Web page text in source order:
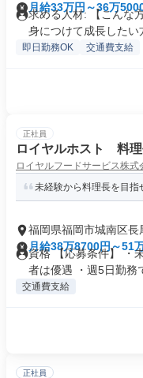
月給33万円～36万
求める人材: 【こんな
身につけて成長したい
即日勤務OK 交通費支給
正社員
ロイヤルホスト 料
ロイヤルフードサービス株式
未経験から料理長を目指
福岡県福岡市城南区長
月給38万8700円～51
資格 【応募条件】 ・
者は優遇 ・週5日勤務
交通費支給
正社員